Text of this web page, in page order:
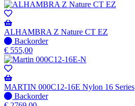
ALHAMBRA Z Nature CT EZ
Niet
op
voorraad
-
Wordt
verzonden
wanneer
Backorder
€ 555,00
MARTIN 000C12-16E Nylon 16 Series
Niet
Backorder